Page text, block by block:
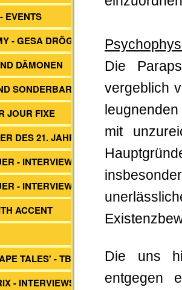
EVENTS
- GESA DRÖGE
DÄMONEN
SONDERBAR
JOUR FIXE
DES 21. JAHRH.
- INTERVIEW ITK
- INTERVIEW DBV
ACCENT
TALES' - TBS -
- INTERVIEWS
Die
vergeblich
mit
Die uns
entgegen